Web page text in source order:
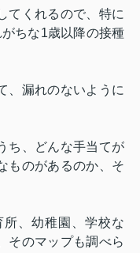
てくれるので、特に
ちな1歳以降の接種
、漏れのないように
ち、どんな手当てが
ものがあるのか、そ
、幼稚園、学校な
そのマップも調べら